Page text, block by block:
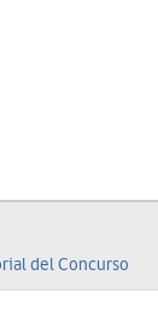
del Concurso